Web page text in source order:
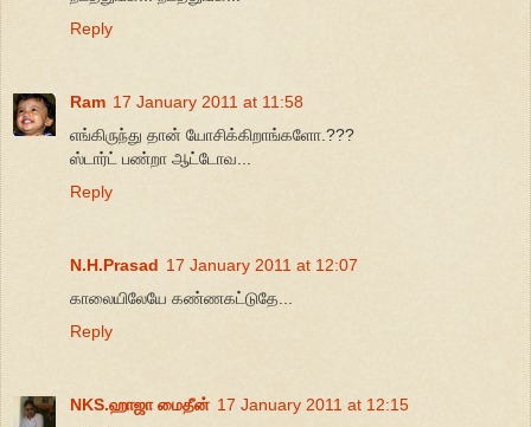
Reply
Ram 17 January 2011 at 11:58
எங்கிருந்து தான் யோசிக்கிறாங்களோ.???
ஸ்டார்ட் பண்றா ஆட்டோவ...
Reply
N.H.Prasad 17 January 2011 at 12:07
காலையிலேயே கண்ணகட்டுதே...
Reply
NKS.ஹாஜா மைதீன் 17 January 2011 at 12:15